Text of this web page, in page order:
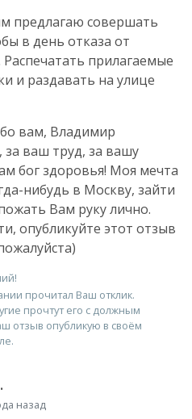
предлагаю совершать
в день отказа от
Распечатать прилагаемые
и раздавать на улице
вам, Владимир
ваш труд, за вашу
бог здоровья! Моя мечта
нибудь в Москву, зайти
Вам руку лично.
опубликуйте этот отзыв
прочитал Ваш отклик.
прочтут его с должным
отзыв опубликую в своём
назад